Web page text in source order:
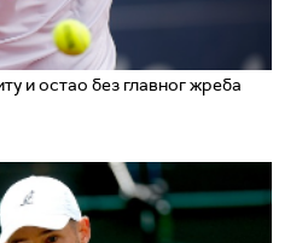
и остао без главног жреба